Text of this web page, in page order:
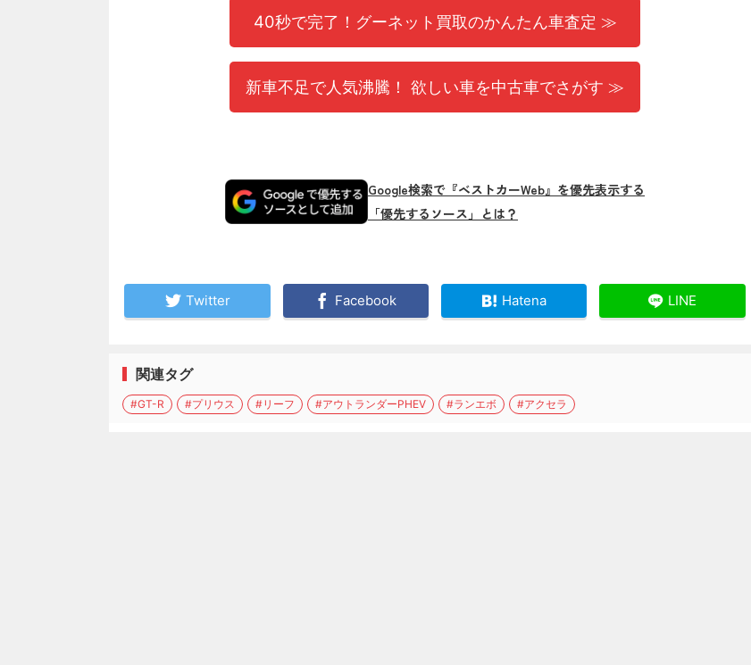
40秒で完了！グーネット買取のかんたん車査定 ≫
新車不足で人気沸騰！ 欲しい車を中古車でさがす ≫
Google検索で『ベストカーWeb』を優先表示する
「優先するソース」とは？
Twitter Facebook Hatena LINE
関連タグ
#GT-R #プリウス #リーフ #アウトランダーPHEV #ランエボ #アクセラ